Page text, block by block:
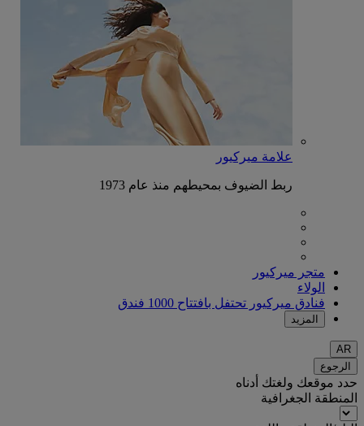
علامة ميركيور
ربط الضيوف بمحيطهم منذ عام 1973
متجر ميركيور
الولاء
فنادق ميركيور تحتفل بافتتاح 1000 فندق
المزيد
AR
الرجوع
حدد موقعك ولغتك أدناه
المنطقة الجغرافية